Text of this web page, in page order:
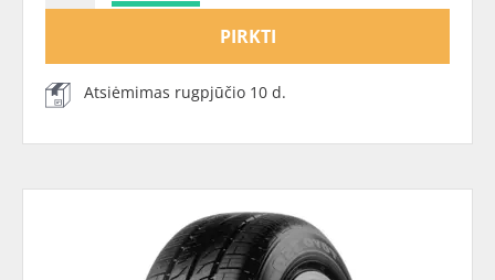
PIRKTI
Atsiėmimas rugpjūčio 10 d.